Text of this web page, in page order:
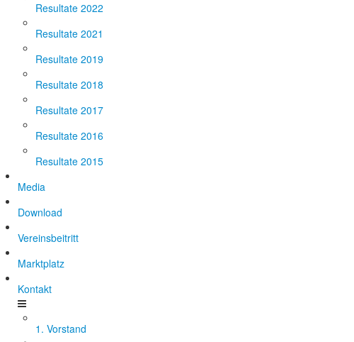
Resultate 2022
Resultate 2021
Resultate 2019
Resultate 2018
Resultate 2017
Resultate 2016
Resultate 2015
Media
Download
Vereinsbeitritt
Marktplatz
Kontakt
1. Vorstand